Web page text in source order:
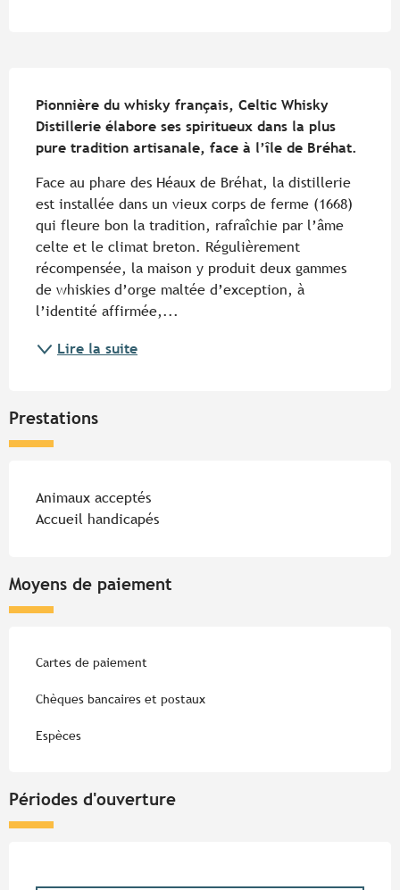
Pionnière du whisky français, Celtic Whisky
Distillerie élabore ses spiritueux dans la plus
pure tradition artisanale, face à l’île de Bréhat.
Face au phare des Héaux de Bréhat, la distillerie
est installée dans un vieux corps de ferme (1668)
qui fleure bon la tradition, rafraîchie par l’âme
celte et le climat breton. Régulièrement
récompensée, la maison y produit deux gammes
de whiskies d’orge maltée d’exception, à
l’identité affirmée,...
Lire la suite
Prestations
Animaux acceptés
Accueil handicapés
Moyens de paiement
Cartes de paiement
Chèques bancaires et postaux
Espèces
Périodes d'ouverture